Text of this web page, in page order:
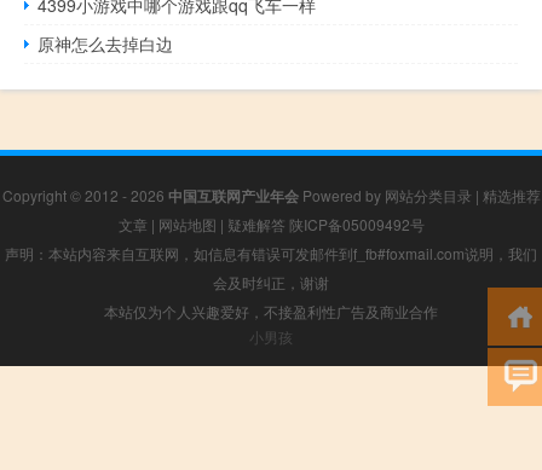
4399小游戏中哪个游戏跟qq飞车一样
原神怎么去掉白边
Copyright © 2012 - 2026 中国互联网产业年会Powered by 网站分类目录 | 精选推荐
文章 | 网站地图 | 疑难解答 陕ICP备05009492号
声明：本站内容来自互联网，如信息有错误可发邮件到f_fb#foxmail.com说明，我们
会及时纠正，谢谢
本站仅为个人兴趣爱好，不接盈利性广告及商业合作
小男孩